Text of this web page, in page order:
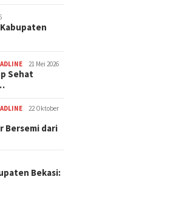
21 Mei 2026
Sehat
22 Oktober
Bersemi dari
Bekasi: